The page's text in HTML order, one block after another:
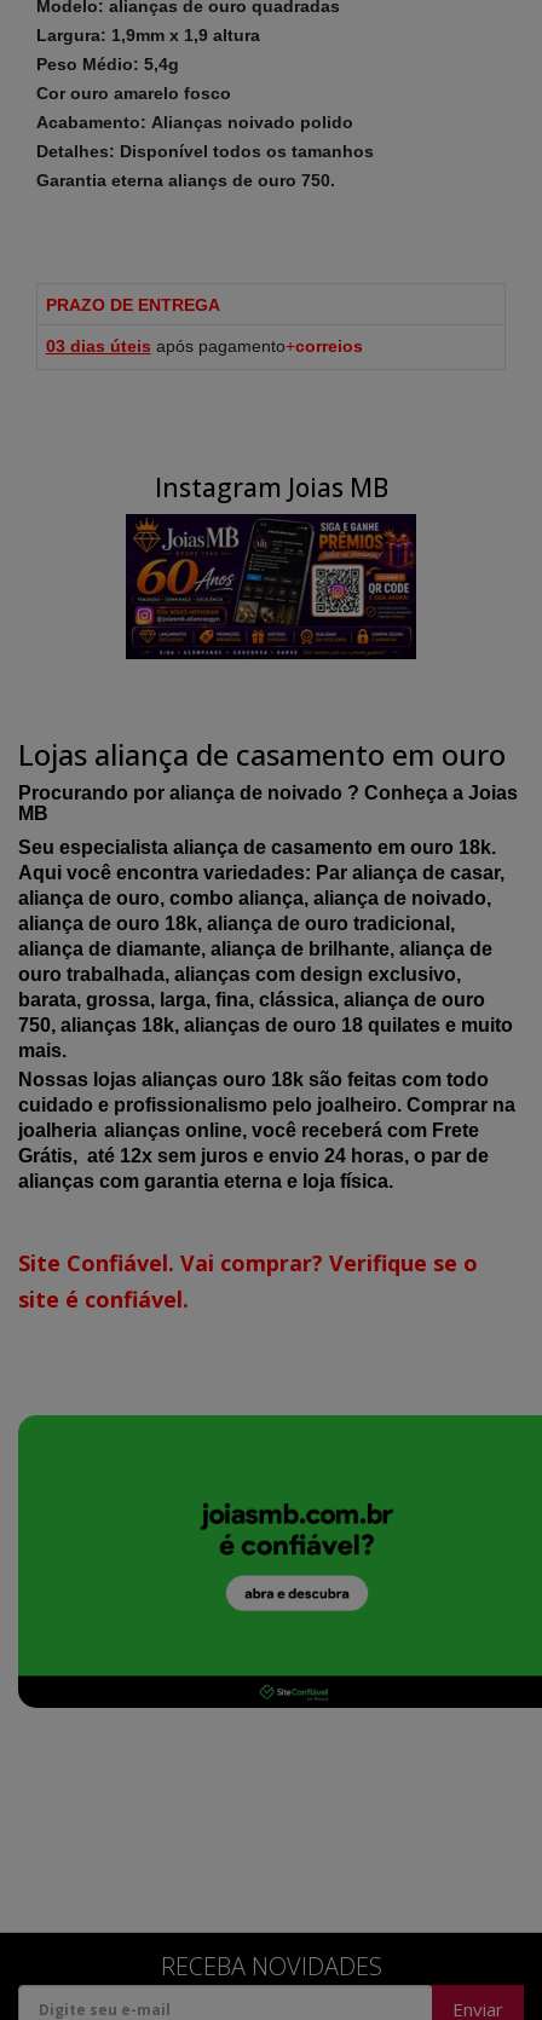
Modelo: alianças de ouro quadradas
Largura: 1,9mm x 1,9 altura
Peso Médio: 5,4g
Cor ouro amarelo fosco
Acabamento: Alianças noivado polido
Detalhes: Disponível todos os tamanhos
Garantia eterna aliançs de ouro 750.
PRAZO DE ENTREGA
03 dias úteis após pagamento+correios
Instagram Joias MB
Lojas aliança de casamento em ouro
Procurando por aliança de noivado ? Conheça a Joias
MB
Seu especialista aliança de casamento em ouro 18k.
Aqui você encontra variedades: Par aliança de casar,
aliança de ouro, combo aliança, aliança de noivado,
aliança de ouro 18k, aliança de ouro tradicional,
aliança de diamante, aliança de brilhante, aliança de
ouro trabalhada, alianças com design exclusivo,
barata, grossa, larga, fina, clássica, aliança de ouro
750, alianças 18k, alianças de ouro 18 quilates e muito
mais.
Nossas lojas alianças ouro 18k são feitas com todo
cuidado e profissionalismo pelo joalheiro. Comprar na
joalheria alianças online, você receberá com Frete
Grátis, até 12x sem juros e envio 24 horas, o par de
alianças com garantia eterna e loja física.
Site Confiável. Vai comprar? Verifique se o
site é confiável.
RECEBA NOVIDADES
Enviar